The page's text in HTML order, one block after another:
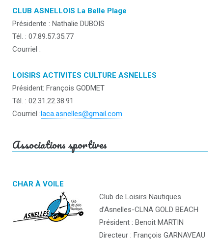
CLUB ASNELLOIS La Belle Plage
Présidente : Nathalie DUBOIS
Tél. : 07.89.57.35.77
Courriel :
LOISIRS ACTIVITES CULTURE ASNELLES
Président: François GODMET
Tél. : 02.31.22.38.91
Courriel :laca.asnelles@gmail.com
Associations sportives
CHAR À VOILE
Club de Loisirs Nautiques
d’Asnelles-CLNA GOLD BEACH
Président : Benoit MARTIN
Directeur : François GARNAVEAU